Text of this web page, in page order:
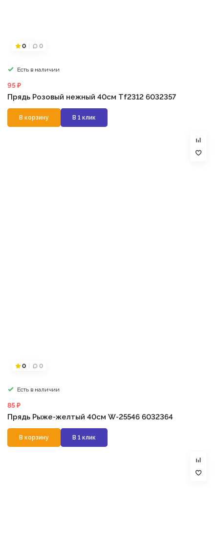
0 0
Есть в наличии
95 ₽
Прядь Розовый нежный 40см Tf2312 6032357
В корзину В 1 клик
0 0
Есть в наличии
85 ₽
Прядь Рыже-желтый 40см W-25546 6032364
В корзину В 1 клик